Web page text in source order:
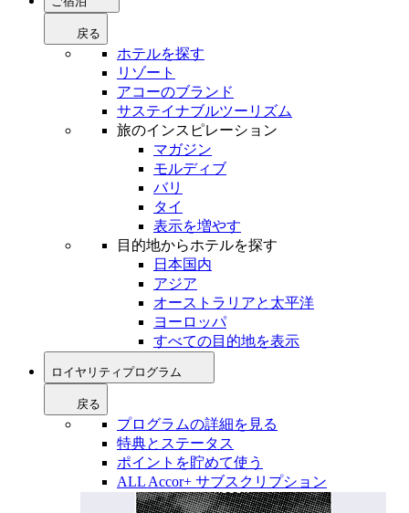
戻る
ホテルを探す
リゾート
アコーのブランド
サステイナブルツーリズム
旅のインスピレーション
マガジン
モルディブ
バリ
タイ
表示を増やす
目的地からホテルを探す
日本国内
アジア
オーストラリアと太平洋
ヨーロッパ
すべての目的地を表示
ロイヤリティプログラム
戻る
プログラムの詳細を見る
特典とステータス
ポイントを貯めて使う
ALL Accor+ サブスクリプション